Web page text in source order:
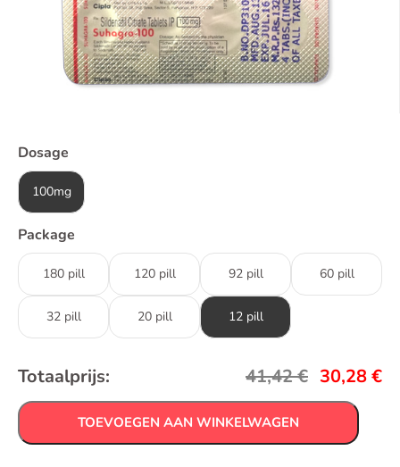
Dosage
100mg
Package
180 pill 120 pill 92 pill 60 pill
32 pill 20 pill 12 pill
Totaalprijs: 41,42€ 30,28€
TOEVOEGEN AAN WINKELWAGEN